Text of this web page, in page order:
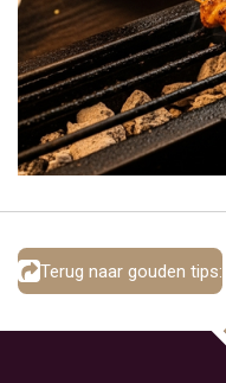
Terug naar gouden tips: